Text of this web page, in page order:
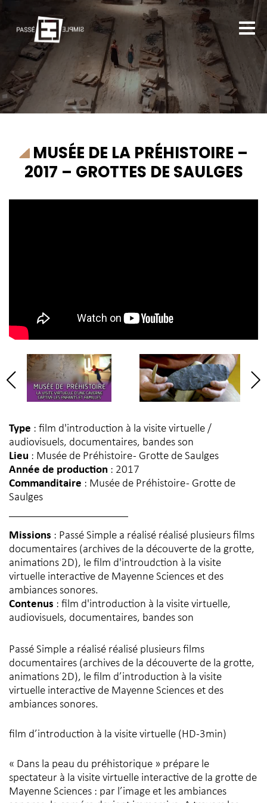
MUSÉE DE LA PRÉHISTOIRE –
2017 – GROTTES DE SAULGES
Type : film d'introduction à la visite virtuelle /
audiovisuels, documentaires, bandes son
Lieu : Musée de Préhistoire - Grotte de Saulges
Année de production : 2017
Commanditaire : Musée de Préhistoire - Grotte de
Saulges
Missions : Passé Simple a réalisé réalisé plusieurs films
documentaires (archives de la découverte de la grotte,
animations 2D), le film d'introudction à la visite
virtuelle interactive de Mayenne Sciences et des
ambiances sonores.
Contenus : film d'introduction à la visite virtuelle,
audiovisuels, documentaires, bandes son
Passé Simple a réalisé réalisé plusieurs films
documentaires (archives de la découverte de la grotte,
animations 2D), le film d’introduction à la visite
virtuelle interactive de Mayenne Sciences et des
ambiances sonores.
film d’introduction à la visite virtuelle (HD-3min)
« Dans la peau du préhistorique » prépare le
spectateur à la visite virtuelle interactive de la grotte de
Mayenne Sciences : par l’image et les ambiances